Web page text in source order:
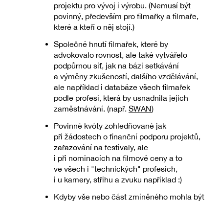
projektu pro vývoj i výrobu. (Nemusí být
povinný, především pro filmařky a filmaře,
které a kteří o něj stojí.)
Společné hnutí filmařek, které by
advokovalo rovnost, ale také vytvářelo
podpůrnou síť, jak na bázi setkávání
a výměny zkušeností, dalšího vzdělávání,
ale například i databáze všech filmařek
podle profesí, která by usnadnila jejich
zaměstnávání. (např. SWAN)
Povinné kvóty zohledňované jak
při žádostech o finanční podporu projektů,
zařazování na festivaly, ale
i při nominacích na filmové ceny a to
ve všech i "technických" profesích,
i u kamery, střihu a zvuku například :)
Kdyby vše nebo část zmíněného mohla být